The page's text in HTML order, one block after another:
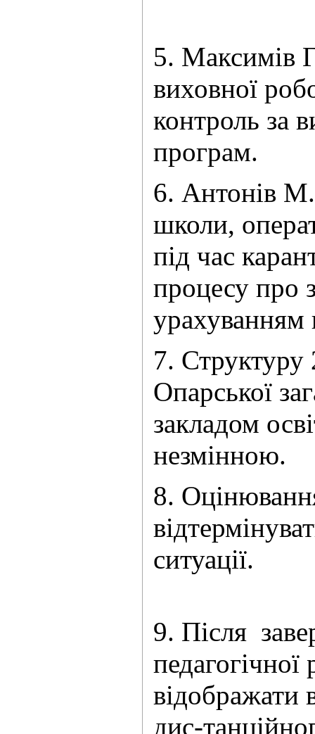
5. Максимів
виховної
контроль за
6. Антонів
школи,
під час
процесу про
7. Структуру
Опарської
закладом
8.
9. Після
відображати
дис-